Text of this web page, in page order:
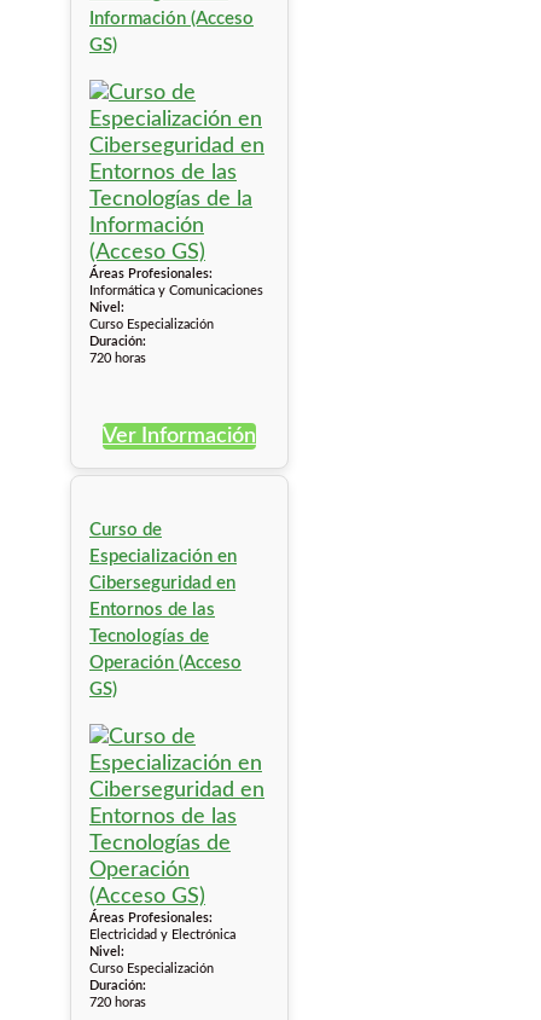
Información (Acceso
GS)
Áreas Profesionales:
Informática y Comunicaciones
Nivel:
Curso Especialización
Duración:
720 horas
Ver Información
Curso de
Especialización en
Ciberseguridad en
Entornos de las
Tecnologías de
Operación (Acceso
GS)
Áreas Profesionales:
Electricidad y Electrónica
Nivel:
Curso Especialización
Duración:
720 horas